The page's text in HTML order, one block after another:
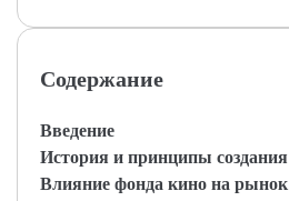
Содержание
Введение
История и принципы
Влияние фонда кино на рынок